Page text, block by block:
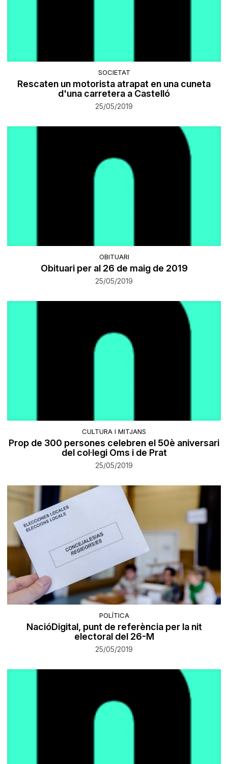
SOCIETAT
Rescaten un motorista atrapat en una cuneta
d'una carretera a Castelló
25/05/2019
OBITUARI
Obituari per al 26 de maig de 2019
25/05/2019
CULTURA I MITJANS
Prop de 300 persones celebren el 50è aniversari
del col·legi Oms i de Prat
25/05/2019
POLÍTICA
NacióDigital, punt de referència per la nit
electoral del 26-M
25/05/2019